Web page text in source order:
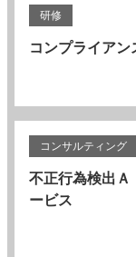
研修
コンプライアン
コンサルティング
不正行為検出Ａ
ービス